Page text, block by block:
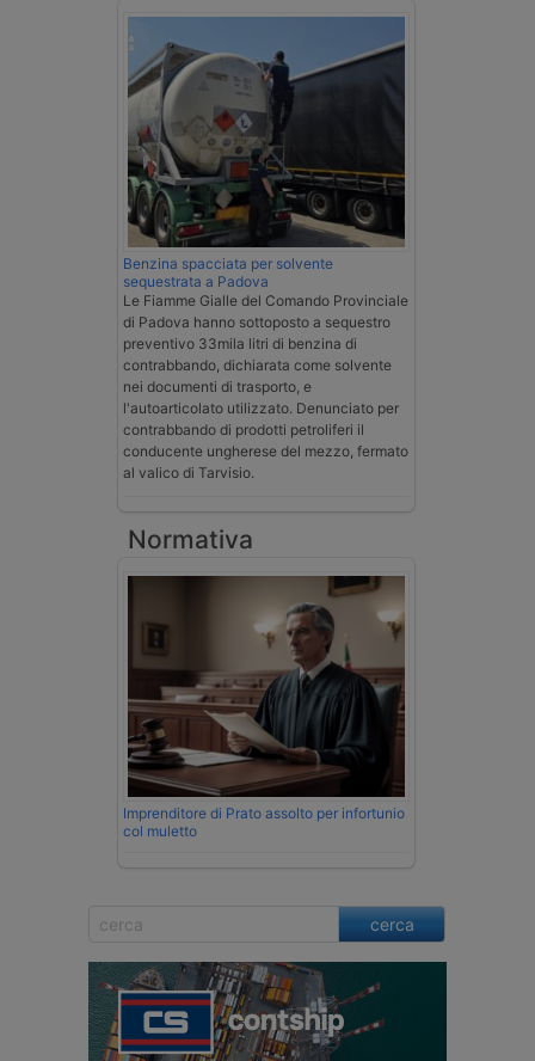
Benzina spacciata per solvente
sequestrata a Padova
Le Fiamme Gialle del Comando Provinciale
di Padova hanno sottoposto a sequestro
preventivo 33mila litri di benzina di
contrabbando, dichiarata come solvente
nei documenti di trasporto, e
l'autoarticolato utilizzato. Denunciato per
contrabbando di prodotti petroliferi il
conducente ungherese del mezzo, fermato
al valico di Tarvisio.
Normativa
Imprenditore di Prato assolto per infortunio
col muletto
cerca